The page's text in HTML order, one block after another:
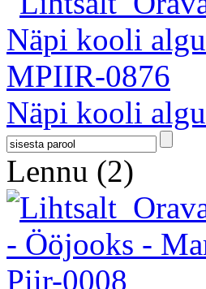
Näpi kooli
Lennu (2)